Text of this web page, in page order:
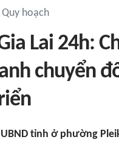
hoạch
Lai 24h:
chuyển
tỉnh ở phường